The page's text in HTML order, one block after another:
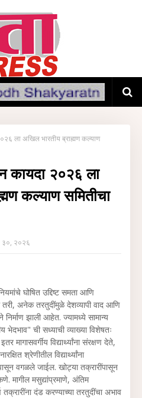
ला अखिल भारतीय ब्राह्मण कल्याण
कायदा २०२६ ला
कल्याण समितीचा
३०, २०२६
घोषित उद्दिष्ट समता आणि
अनेक तरतुदींमुळे देशव्यापी वाद आणि
निर्माण झाली आहेत. ज्यामध्ये सामान्य
भेदभाव" ची सध्याची व्याख्या विशेषतः
विद्यार्थ्यांना संरक्षण देते,
श्रेणीतील विद्यार्थ्यांना
वगळले जाईल. खोट्या तक्रारींपासून
मागील मसुद्यांप्रमाणे, अंतिम
दंड करण्याच्या तरतुदींचा अभाव